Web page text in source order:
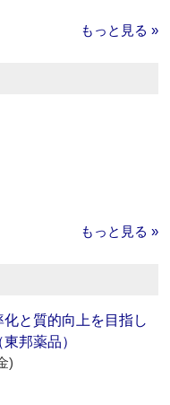
もっと見る »
もっと見る »
化と質的向上を目指し
邦薬品）
)